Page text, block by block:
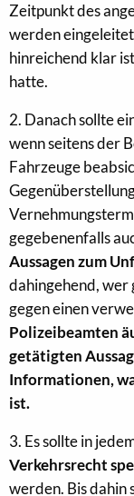
Zeitpunkt des
werden
hinreichend klar
hatte.
2. Danach sollte
wenn seitens der
Fahrzeuge
gegebenenfalls
Aussagen zum
dahingehend, wer
gegen einen
Polizeibeamten
getätigten
Informationen,
ist.
3. Es sollte in
Verkehrsrecht
werden. Bis dahin